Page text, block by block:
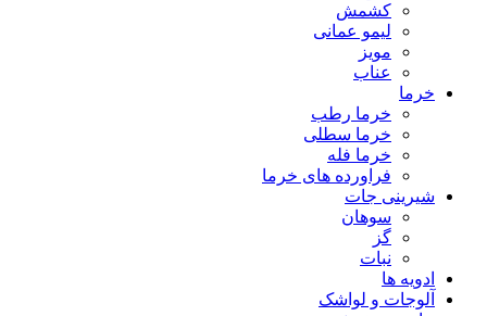
کشمش
لیمو عمانی
مویز
عناب
خرما
خرما رطب
خرما سطلی
خرما فله
فراورده های خرما
شیرینی جات
سوهان
گز
نبات
ادویه ها
آلوجات و لواشک